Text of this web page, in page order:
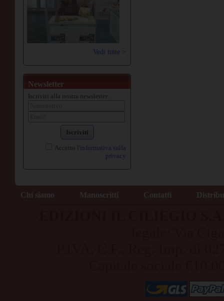
Vedi tutte >
Newsletter
Iscriviti alla nostra newsletter:
Iscriviti
Accetto l'informativa sulla
privacy
Chi siamo Manoscritti Contatti